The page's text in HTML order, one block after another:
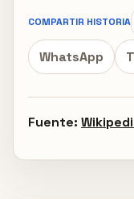
COMPARTIR HISTORIA
WhatsApp
Fuente: